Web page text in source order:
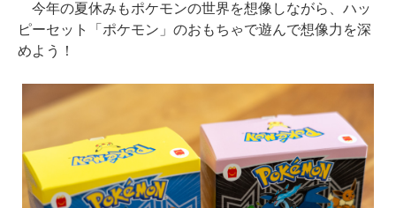
今年の夏休みもポケモンの世界を想像しながら、ハッ
ピーセット「ポケモン」のおもちゃで遊んで想像力を深
めよう！